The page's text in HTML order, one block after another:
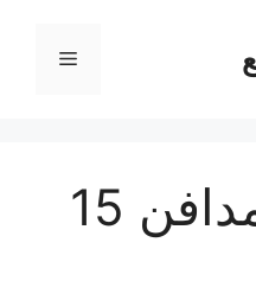
القائمة
نتائج قرعة مدافن 15